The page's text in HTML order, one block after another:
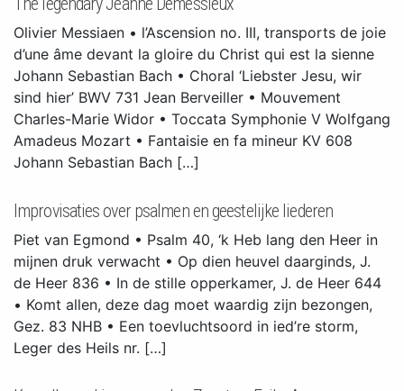
Olivier Messiaen • l’Ascension no. III, transports de joie
d’une âme devant la gloire du Christ qui est la sienne
Johann Sebastian Bach • Choral ‘Liebster Jesu, wir
sind hier’ BWV 731 Jean Berveiller • Mouvement
Charles-Marie Widor • Toccata Symphonie V Wolfgang
Amadeus Mozart • Fantaisie en fa mineur KV 608
Johann Sebastian Bach […]
Improvisaties over psalmen en geestelijke liederen
Piet van Egmond • Psalm 40, ‘k Heb lang den Heer in
mijnen druk verwacht • Op dien heuvel daarginds, J.
de Heer 836 • In de stille opperkamer, J. de Heer 644
• Komt allen, deze dag moet waardig zijn bezongen,
Gez. 83 NHB • Een toevluchtsoord in ied’re storm,
Leger des Heils nr. […]